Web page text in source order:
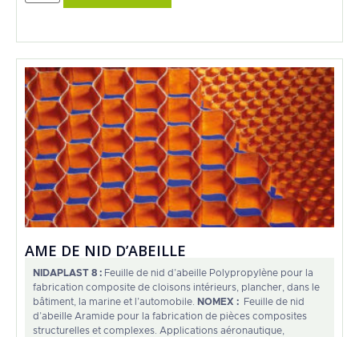
AME DE NID D’ABEILLE
NIDAPLAST 8 : Feuille de nid d’abeille Polypropylène pour la
fabrication composite de cloisons intérieurs, plancher, dans le
bâtiment, la marine et l’automobile.
NOMEX :
Feuille de nid
d’abeille Aramide pour la fabrication de pièces composites
structurelles et complexes. Applications aéronautique,